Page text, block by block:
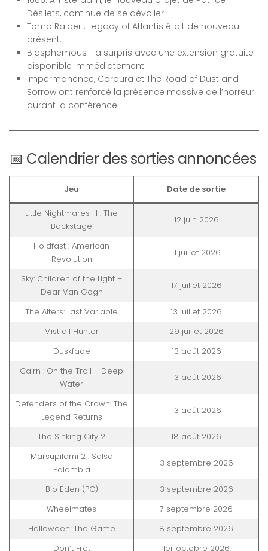
Désilets, continue de se dévoiler.
Tomb Raider : Legacy of Atlantis était de nouveau
présent.
Blasphemous II a surpris avec une extension gratuite
disponible immédiatement.
Impermanence, Cordura et The Road of Dust and
Sorrow ont renforcé la présence massive de l’horreur
durant la conférence.
📅 Calendrier des sorties annoncées
Jeu Date de sortie
Little Nightmares III : The
Backstage
12 juin 2026
Holdfast : American
Revolution
11 juillet 2026
Sky: Children of the Light –
Dear Van Gogh
17 juillet 2026
The Alters: Last Variable
13 juillet 2026
Mistfall Hunter
29 juillet 2026
Duskfade
13 août 2026
Cairn : On the Trail – Deep
Water
13 août 2026
Defenders of the Crown: The
Legend Returns
13 août 2026
The Sinking City 2
18 août 2026
Marsupilami 2 : Salsa
Palombia
3 septembre 2026
Bio Eden (PC)
3 septembre 2026
Wheelmates
7 septembre 2026
Halloween: The Game
8 septembre 2026
Don’t Fret
1er octobre 2026